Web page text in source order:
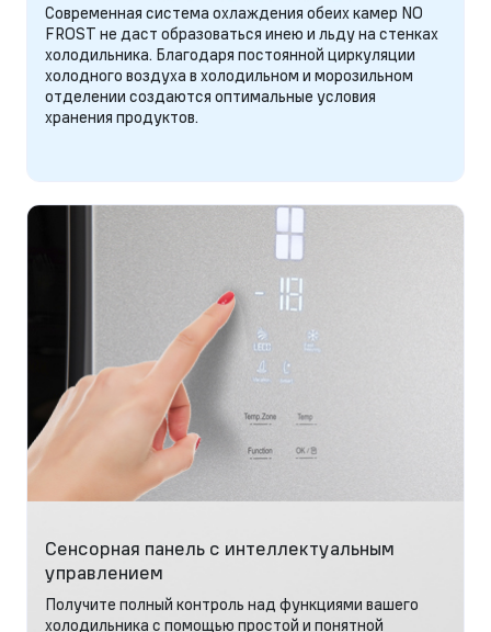
Современная система охлаждения обеих камер NO
FROST не даст образоваться инею и льду на стенках
холодильника. Благодаря постоянной циркуляции
холодного воздуха в холодильном и морозильном
отделении создаются оптимальные условия
хранения продуктов.
Сенсорная панель с интеллектуальным
управлением
Получите полный контроль над функциями вашего
холодильника с помощью простой и понятной